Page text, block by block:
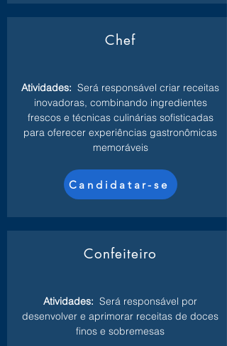
Chef
Atividades: Será responsável criar receitas
inovadoras, combinando ingredientes
frescos e técnicas culinárias sofisticadas
para oferecer experiências gastronômicas
memoráveis
Candidatar-se
Confeiteiro
Atividades: Será responsável por
desenvolver e aprimorar receitas de doces
finos e sobremesas